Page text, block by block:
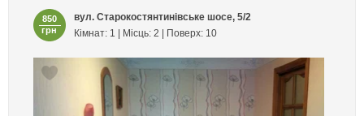
850
грн
вул. Старокостянтинівське шосе, 5/2
Кімнат: 1 | Місць: 2 | Поверх: 10